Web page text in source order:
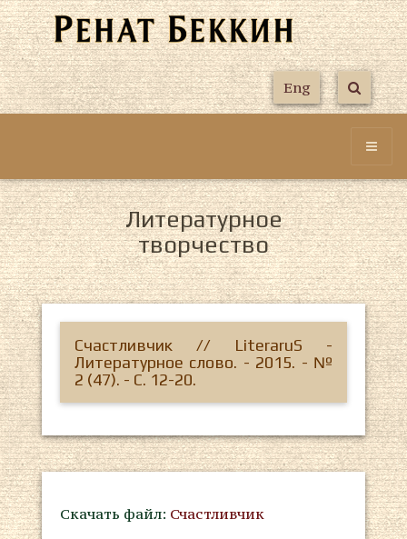
Eng
Литературное
творчество
Счастливчик // LiteraruS -
Литературное слово. - 2015. - №
2 (47). - С. 12-20.
Скачать файл: Счастливчик